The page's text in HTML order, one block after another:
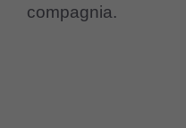
compagnia.